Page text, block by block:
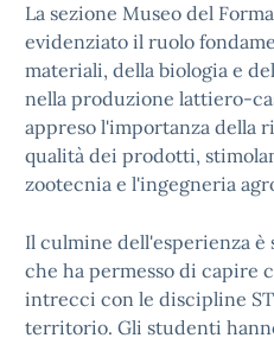
La sezione Museo del
evidenziato il ruolo
materiali, della biologia e
nella produzione lattiero-
appreso l'importanza della
qualità dei prodotti,
zootecnia e l'ingegneria
Il culmine dell'esperienza è
che ha permesso di capire
intrecci con le discipline
territorio. Gli studenti